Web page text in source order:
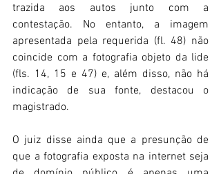
trazida aos autos junto com a
contestação. No entanto, a imagem
apresentada pela requerida (fl. 48) não
coincide com a fotografia objeto da lide
(fls. 14, 15 e 47) e, além disso, não há
indicação de sua fonte, destacou o
magistrado.
O juiz disse ainda que a presunção de
que a fotografia exposta na internet seja